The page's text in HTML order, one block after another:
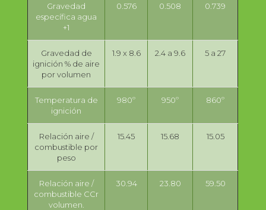
Gravedad
específica agua
+1
0.576 0.508 0.739
Gravedad de
ignición % de aire
por volumen
1.9 x 8.6 2.4 a 9.6 5 a 27
Temperatura de
ignición
980º 950º 860º
Relación aire /
combustible por
peso
15.45 15.68 15.05
Relación aire /
combustible CCr
volumen.
30.94 23.80 59.50